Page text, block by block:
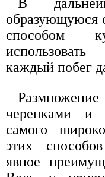
образующуюся
способом
каждый побег
черенками и
самого
этих
явное